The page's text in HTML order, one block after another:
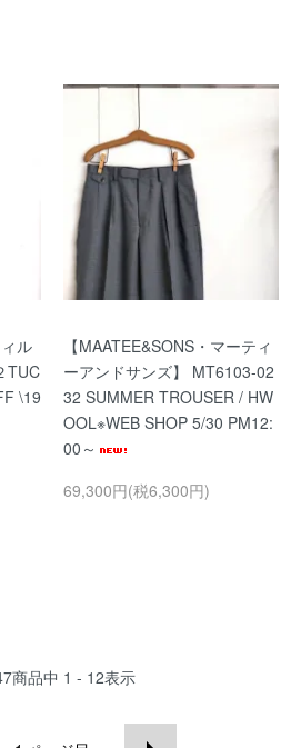
ル
TUC
\19
【MAATEE&SONS・マーティ
ーアンドサンズ】 MT6103-02
32 SUMMER TROUSER / HW
OOL※WEB SHOP 5/30 PM12:
00～
69,300円(税6,300円)
商品中 1 - 12表示